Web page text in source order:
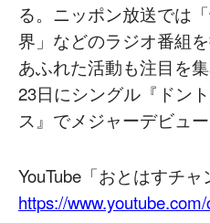
る。ニッポン放送では
界」などのラジオ番組
あふれた活動も注目を
23日にシングル『ドン
ス』でメジャーデビュー
YouTube「おとはすチャ
https://